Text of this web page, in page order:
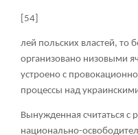
[54]
лей польских властей, то
организовано низовыми
устроено с
процессы над
Вынужденная считаться
национально-